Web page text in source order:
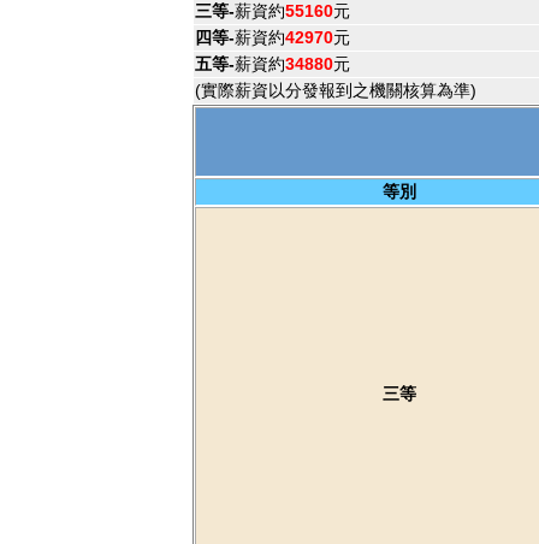
三等-薪資約55160元
四等-薪資約42970元
五等-薪資約34880元
(實際薪資以分發報到之機關核算為準)
等別
三等